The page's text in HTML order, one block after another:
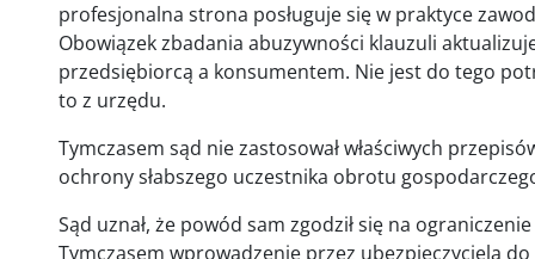
profesjonalna strona posługuje się w praktyce
Obowiązek zbadania abuzywności klauzuli
przedsiębiorcą a konsumentem. Nie jest do tego
to z urzędu.
Tymczasem sąd nie zastosował właściwych
ochrony słabszego uczestnika obrotu
Sąd uznał, że powód sam zgodził się na
Tymczasem wprowadzenie przez ubezpieczyciela